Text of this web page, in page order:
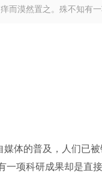
而漠然置之。殊不知有
媒体的普及，人们已
一项科研成果却是直